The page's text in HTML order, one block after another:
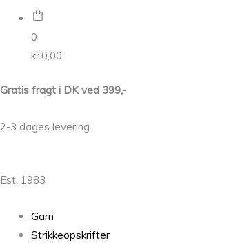
0
kr.0,00
Gratis fragt i DK ved 399,-
2-3 dages levering
Est. 1983
Garn
Strikkeopskrifter